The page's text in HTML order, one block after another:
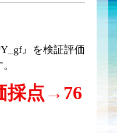
』を検証評価
採点→76